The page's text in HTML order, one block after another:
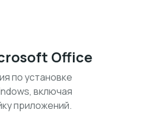
Office
по установке
включая
приложений.